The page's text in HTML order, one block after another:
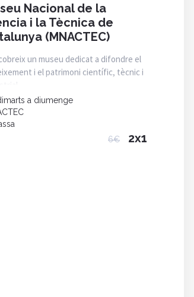
Nacional de la
i la Tècnica de
(MNACTEC)
un museu dedicat a difondre el
i el patrimoni científic, tècnic i
a diumenge
6€
2x1